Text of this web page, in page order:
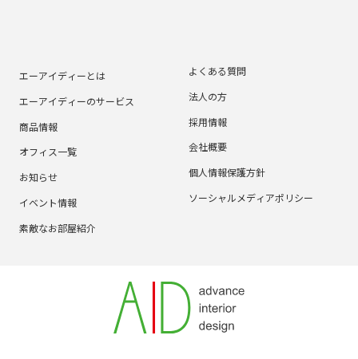
エーアイディーとは
エーアイディーのサービス
商品情報
オフィス一覧
お知らせ
イベント情報
素敵なお部屋紹介
よくある質問
法人の方
採用情報
会社概要
個人情報保護方針
ソーシャルメディアポリシー